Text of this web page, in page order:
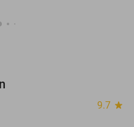
9.7 star